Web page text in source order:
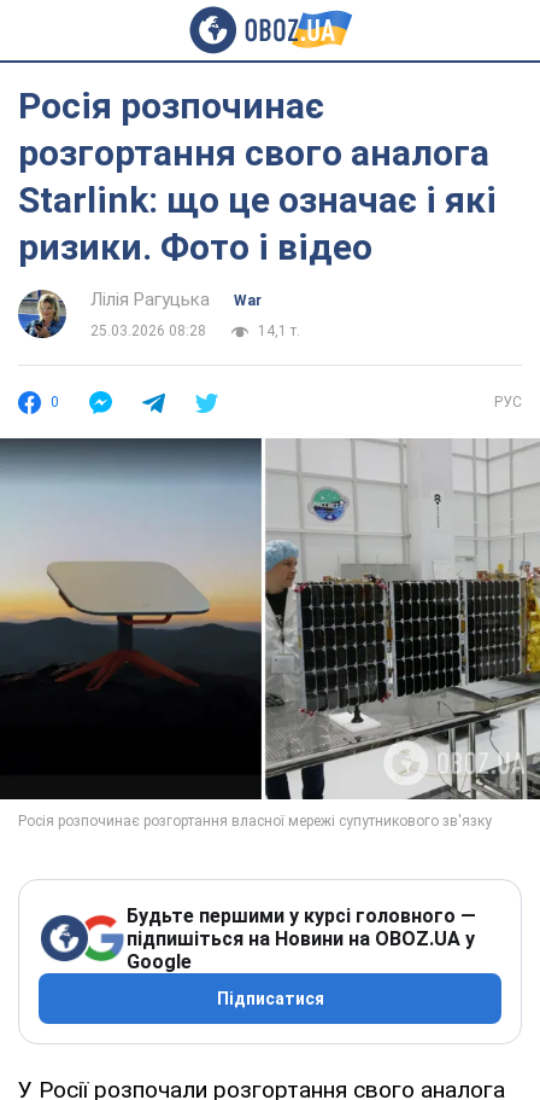
Росія розпочинає
розгортання свого аналога
Starlink: що це означає і які
ризики. Фото і відео
Лілія Рагуцька
War
25.03.2026 08:28
14,1 т.
0 РУС
Будьте першими у курсі головного —
підпишіться на Новини на OBOZ.UA у
Google
Підписатися
У Росії розпочали розгортання свого аналога